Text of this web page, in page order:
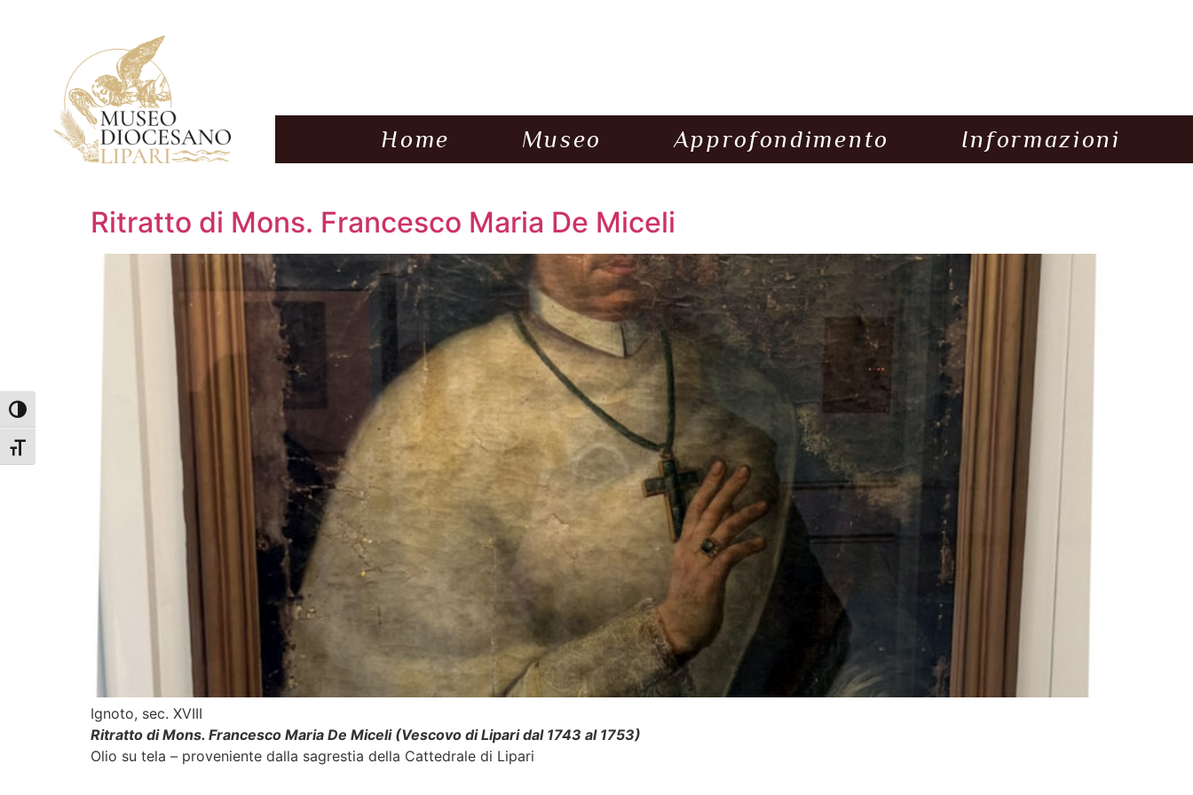
Attiva/disattiva alto contrasto
Attiva/disattiva dimensione testo
Home Museo Approfondimento Informazioni
Ritratto di Mons. Francesco Maria De Miceli
Ignoto, sec. XVIII
Ritratto di Mons. Francesco Maria De Miceli (Vescovo di Lipari dal 1743 al 1753)
Olio su tela – proveniente dalla sagrestia della Cattedrale di Lipari